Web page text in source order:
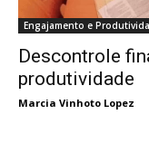
Engajamento e
Descontrole
produtividade
Marcia Vinhoto Lopez